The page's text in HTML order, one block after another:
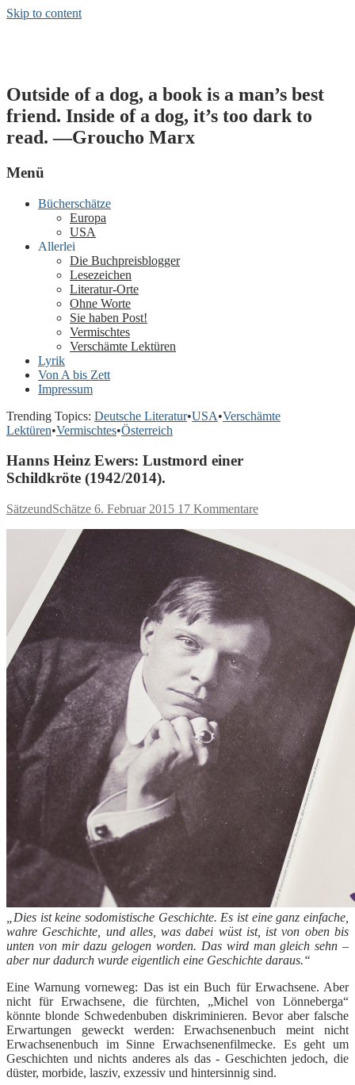
Skip to content
Outside of a dog, a book is a man’s best
friend. Inside of a dog, it’s too dark to
read. —Groucho Marx
Menü
Bücherschätze
Europa
USA
Allerlei
Die Buchpreisblogger
Lesezeichen
Literatur-Orte
Ohne Worte
Sie haben Post!
Vermischtes
Verschämte Lektüren
Lyrik
Von A bis Zett
Impressum
Trending Topics: Deutsche Literatur•USA•Verschämte
Lektüren•Vermischtes•Österreich
Hanns Heinz Ewers: Lustmord einer
Schildkröte (1942/2014).
SätzeundSchätze 6. Februar 2015 17 Kommentare
„Dies ist keine sodomistische Geschichte. Es ist eine ganz einfache,
wahre Geschichte, und alles, was dabei wüst ist, ist von oben bis
unten von mir dazu gelogen worden. Das wird man gleich sehn –
aber nur dadurch wurde eigentlich eine Geschichte daraus.“
Eine Warnung vorneweg: Das ist ein Buch für Erwachsene. Aber
nicht für Erwachsene, die fürchten, „Michel von Lönneberga“
könnte blonde Schwedenbuben diskriminieren. Bevor aber falsche
Erwartungen geweckt werden: Erwachsenenbuch meint nicht
Erwachsenenbuch im Sinne Erwachsenenfilmecke. Es geht um
Geschichten und nichts anderes als das - Geschichten jedoch, die
düster, morbide, lasziv, exzessiv und hintersinnig sind.